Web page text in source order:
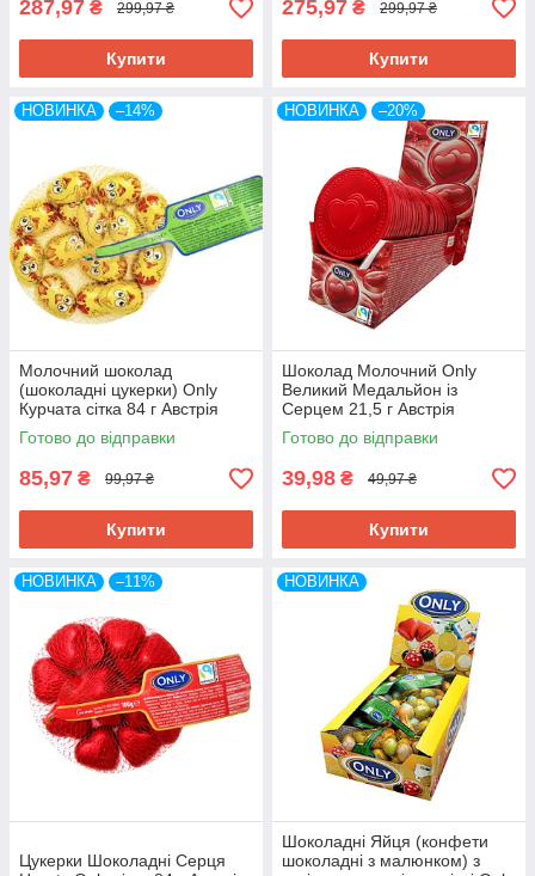
287,97 ₴ 299,97 ₴
Купити
275,97 ₴ 299,97 ₴
Купити
НОВИНКА –14%
Молочний шоколад
(шоколадні цукерки) Only
Курчата сітка 84 г Австрія
Готово до відправки
85,97 ₴ 99,97 ₴
Купити
НОВИНКА –20%
Шоколад Молочний Only
Великий Медальйон із
Серцем 21,5 г Австрія
Готово до відправки
39,98 ₴ 49,97 ₴
Купити
НОВИНКА –11%
Цукерки Шоколадні Серця
НОВИНКА
Шоколадні Яйця (конфети
шоколадні з малюнком) з